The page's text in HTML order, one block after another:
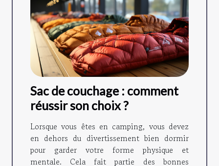
Sac de couchage : comment
réussir son choix ?
Lorsque vous êtes en camping, vous devez
en dehors du divertissement bien dormir
pour garder votre forme physique et
mentale. Cela fait partie des bonnes